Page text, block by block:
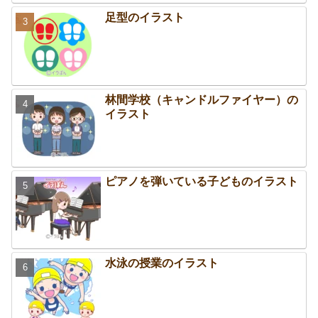
足型のイラスト
林間学校（キャンドルファイヤー）の
イラスト
ピアノを弾いている子どものイラスト
水泳の授業のイラスト